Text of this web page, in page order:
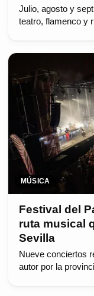
Julio, agosto y
teatro, flamenco y
MÚSICA
Festival del
ruta musical
Sevilla
Nueve conciertos
autor por la